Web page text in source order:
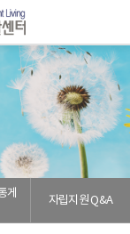
게
자립지원 Q&A